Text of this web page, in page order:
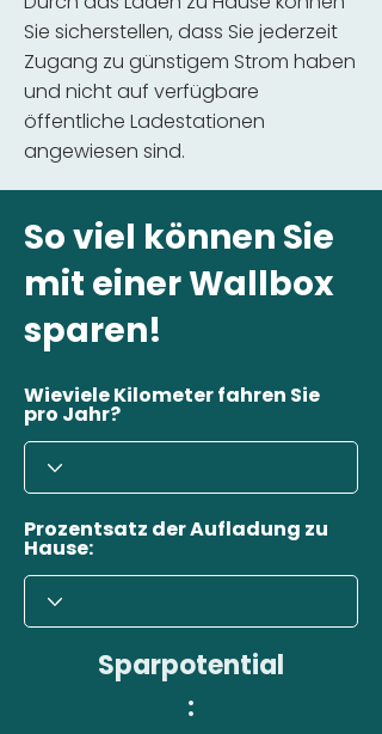
Sie sicherstellen, dass Sie jederzeit
Zugang zu günstigem Strom haben
und nicht auf verfügbare
öffentliche Ladestationen
angewiesen sind.
So viel können Sie
mit einer Wallbox
sparen!
Wieviele Kilometer fahren Sie
pro Jahr?
Prozentsatz der Aufladung zu
Hause:
Sparpotential
: